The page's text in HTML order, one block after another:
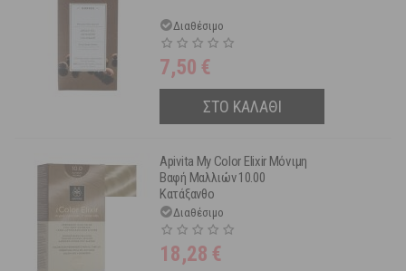
Διαθέσιμο
7,50 €
ΣΤΟ ΚΑΛΑΘΙ
Apivita My Color Elixir Μόνιμη
Βαφή Μαλλιών 10.00
Κατάξανθο
Διαθέσιμο
18,28 €